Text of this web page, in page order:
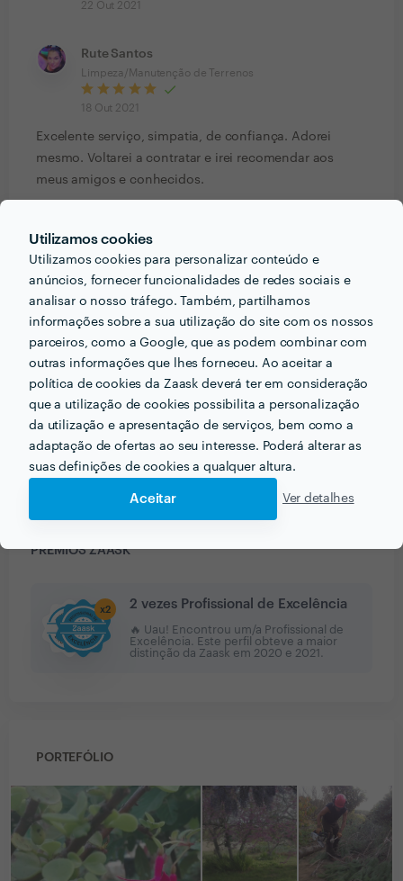
Utilizamos cookies
Utilizamos cookies para personalizar conteúdo e
anúncios, fornecer funcionalidades de redes sociais e
analisar o nosso tráfego. Também, partilhamos
informações sobre a sua utilização do site com os nossos
parceiros, como a Google, que as podem combinar com
outras informações que lhes forneceu. Ao aceitar a
política de cookies da Zaask deverá ter em consideração
que a utilização de cookies possibilita a personalização
da utilização e apresentação de serviços, bem como a
adaptação de ofertas ao seu interesse. Poderá alterar as
suas definições de cookies a qualquer altura.
Aceitar Ver detalhes
22 Out 2021
Rute Santos
Limpeza/Manutenção de Terrenos
18 Out 2021
Excelente serviço, simpatia, de confiança. Adorei
mesmo. Voltarei a contratar e irei recomendar aos
meus amigos e conhecidos.
13 Out 2021
Serviço 5 estrelas, realizado com muito
gosto, experiência e conhecimento que o Filipe tem na
área da jardinagem. Sem dúvida uma escolha certa e
que recomendo vivamente.
Ver mais
PRÉMIOS ZAASK
x2 2 vezes Profissional de Excelência
🔥 Uau! Encontrou um/a Profissional de
Excelência. Este perfil obteve a maior
distinção da Zaask em 2020 e 2021
PORTEFÓLIO